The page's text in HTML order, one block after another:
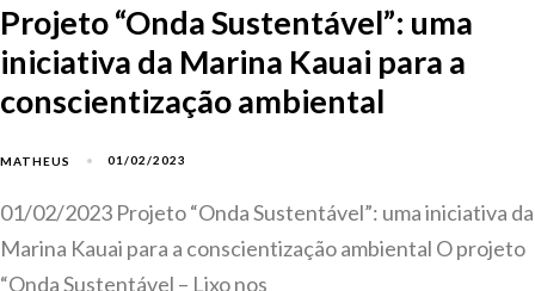
Projeto “Onda Sustentável”: uma
iniciativa da Marina Kauai para a
conscientização ambiental
MATHEUS 01/02/2023
01/02/2023 Projeto “Onda Sustentável”: uma iniciativa da
Marina Kauai para a conscientização ambiental O projeto
“Onda Sustentável – Lixo nos